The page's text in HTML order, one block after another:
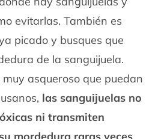
evitarlas. También es
picado y busques que
de la sanguijuela.
asqueroso que puedan
las sanguijuelas no
ni transmiten